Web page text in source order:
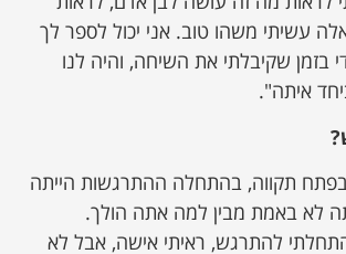
עשיתי משהו טוב. אני יכול לספר לך
בזמן שקיבלתי את השיחה, והיה לנו
איתה".
תקווה, בהתחלה ההתרגשות הייתה
לא באמת מבין למה אתה הולך.
להתרגש, ראיתי אישה, אבל לא